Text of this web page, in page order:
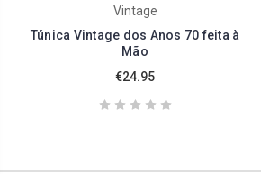
Vintage
Túnica Vintage dos Anos 70 feita à
Mão
€24.95